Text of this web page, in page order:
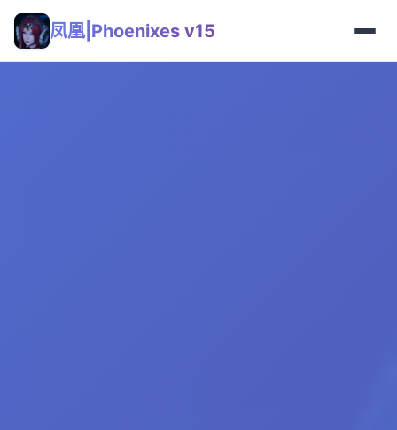
凤凰|Phoenixes v15